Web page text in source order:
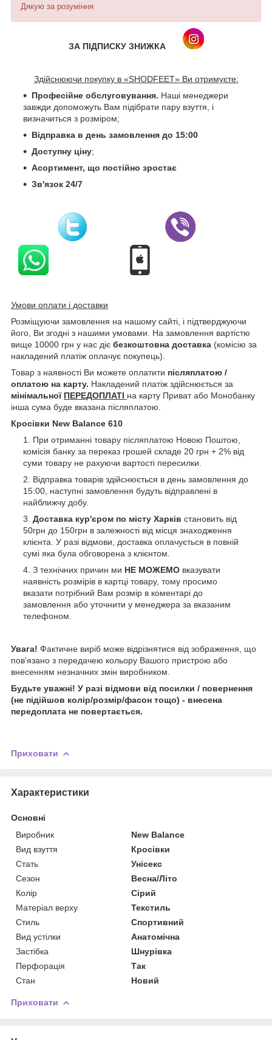
Дякую за розуміння
ЗА ПІДПИСКУ ЗНИЖКА
Здійснюючи покупку в «SHODFEET» Ви отримуєте:
Професійне обслуговування. Наші менеджери
завжди допоможуть Вам підібрати пару взуття, і
визначиться з розміром;
Відправка в день замовлення до 15:00
Доступну ціну;
Асортимент, що постійно зростає
Зв'язок 24/7
Умови оплати і доставки
Розміщуючи замовлення на нашому сайті, і підтверджуючи
його, Ви згодні з нашими умовами. На замовлення вартістю
вище 10000 грн у нас діє безкоштовна доставка (комісію за
накладений платіж оплачує покупець).
Товар з наявності Ви можете оплатити післяплатою /
оплатою на карту. Накладений платіж здійснюється за
мінімальної ПЕРЕДОПЛАТІ на карту Приват або Монобанку
інша сума буде вказана післяплатою.
Кросівки New Balance 610
При отриманні товару післяплатою Новою Поштою,
комісія банку за переказ грошей складе 20 грн + 2% від
суми товару не рахуючи вартості пересилки.
Відправка товарів здійснюється в день замовлення до
15:00, наступні замовлення будуть відправлені в
найближчу добу.
Доставка кур'єром по місту Харків становить від
50грн до 150грн в залежності від місця знаходження
клієнта. У разі відмови, доставка оплачується в повній
сумі яка була обговорена з клієнтом.
З технічних причин ми НЕ МОЖЕМО вказувати
наявність розмірів в картці товару, тому просимо
вказати потрібний Вам розмір в коментарі до
замовлення або уточнити у менеджера за вказаним
телефоном.
Увага! Фактичне виріб може відрізнятися від зображення, що
пов'язано з передачею кольору Вашого пристрою або
внесенням незначних змін виробником.
Будьте уважні! У разі відмови від посилки / повернення
(не підійшов колір/розмір/фасон тощо) - внесена
передоплата не повертається.
Приховати
Характеристики
Основні
Виробник
New Balance
Вид взуття
Кросівки
Стать
Унісекс
Сезон
Весна/Літо
Колір
Сірий
Матеріал верху
Текстиль
Стиль
Спортивний
Вид устілки
Анатомічна
Застібка
Шнурівка
Перфорація
Так
Стан
Новий
Приховати